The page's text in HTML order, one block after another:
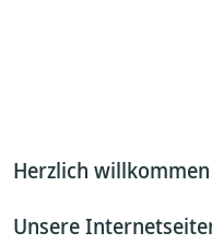
Herzlich
Unsere